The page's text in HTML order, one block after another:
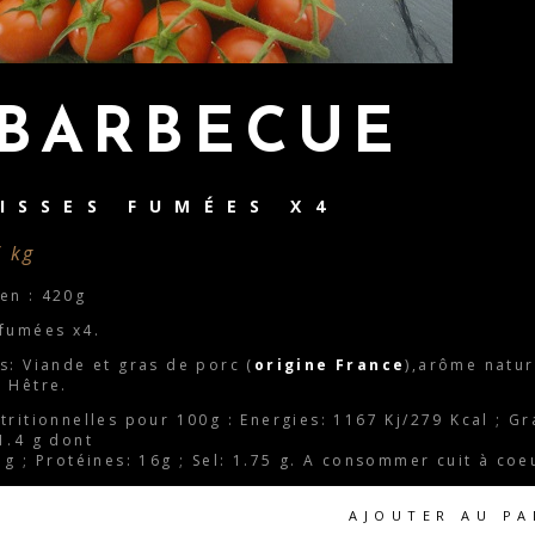
FUMÉES X4
kg
: 420g
x4.
Viande et gras de porc ( origine France),arôme
Hêtre.
pour 100g : Energies: 1167 Kj/279 Kcal ;
g dont
g ; Protéines: 16g ; Sel: 1.75 g. A consommer cuit à
AJOUTER AU